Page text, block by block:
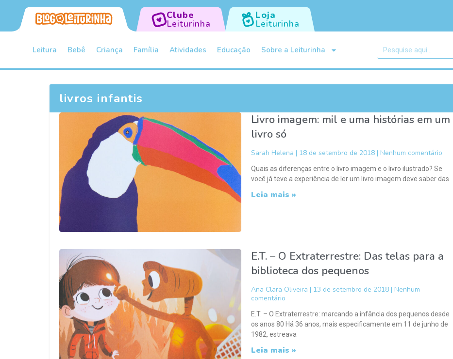
Clube
Leiturinha
Loja
Leiturinha
Leitura Bebê Criança Família Atividades Educação Sobre a Leiturinha
livros infantis
Livro imagem: mil e uma histórias em um
livro só
Sarah Helena 18 de setembro de 2018 Nenhum comentário
Quais as diferenças entre o livro imagem e o livro ilustrado? Se
você já teve a experiência de ler um livro imagem deve saber das
Leia mais »
E.T. – O Extraterrestre: Das telas para a
biblioteca dos pequenos
Ana Clara Oliveira 13 de setembro de 2018
Nenhum
comentário
E.T. – O Extraterrestre: marcando a infância dos pequenos desde
os anos 80 Há 36 anos, mais especificamente em 11 de junho de
1982, estreava
Leia mais »